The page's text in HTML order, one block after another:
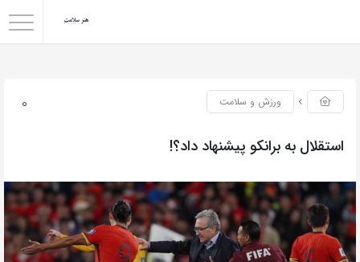
0 ورزش و سلامت
استقلال به برانکو پیشنهاد داد؟!